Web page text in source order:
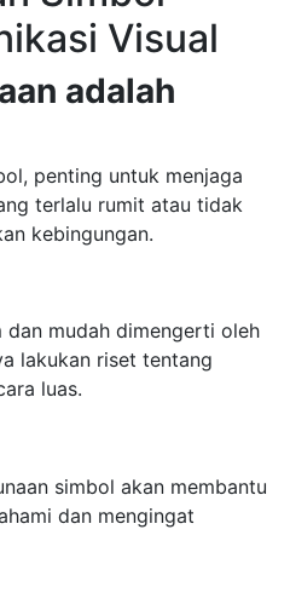
Visual
adalah
penting untuk menjaga
terlalu rumit atau tidak
kebingungan.
dan mudah dimengerti oleh
lakukan riset tentang
luas.
simbol akan membantu
dan mengingat